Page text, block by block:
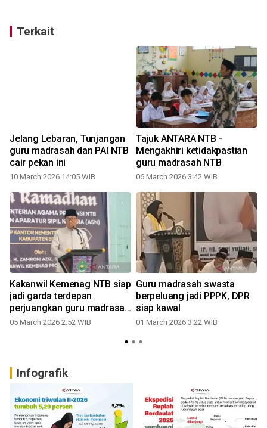
Terkait
Jelang Lebaran, Tunjangan
guru madrasah dan PAI NTB
cair pekan ini
10 March 2026 14:05 WIB
Tajuk ANTARA NTB -
Mengakhiri ketidakpastian
guru madrasah NTB
06 March 2026 3:42 WIB
Kakanwil Kemenag NTB siap
jadi garda terdepan
perjuangkan guru madrasah
jadi PPPK
05 March 2026 2:52 WIB
Guru madrasah swasta
berpeluang jadi PPPK, DPR
siap kawal
01 March 2026 3:22 WIB
Infografik